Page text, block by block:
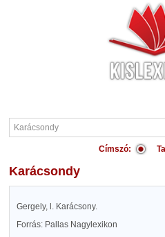
Címszó:
Karácsondy
Gergely, l. Karácsony.
Forrás: Pallas Nagylexikon